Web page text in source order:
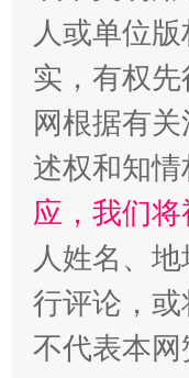
招工难、
人或单位
实，有权
网根据有
述权和知情
应，我们
人姓名、
行评论，
不代表本